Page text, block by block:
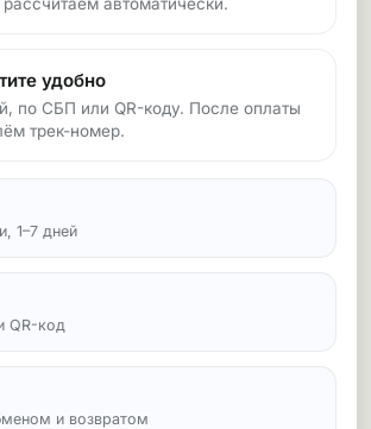
удобно
по СБП или QR-коду. После оплаты
трек-номер.
1–7 дней
QR-код
и возвратом